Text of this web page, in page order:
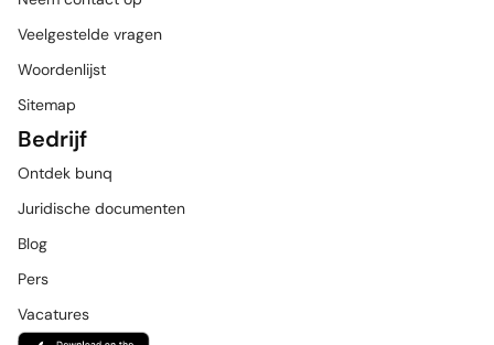
Veelgestelde vragen
Woordenlijst
Sitemap
Bedrijf
Ontdek bunq
Juridische documenten
Blog
Pers
Vacatures